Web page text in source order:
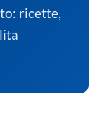
ricette,